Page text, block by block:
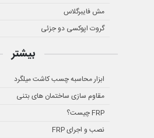
مش فایبرگلاس
گروت اپوکسی دو جزئی
بیشتر
ابزار محاسبه چسب کاشت میلگرد
مقاوم سازی ساختمان های بتنی
FRP چیست؟
نصب و اجرای FRP